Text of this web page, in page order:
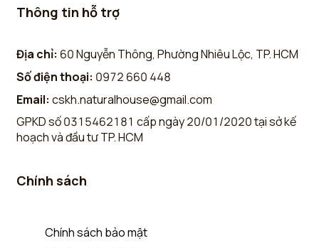
Chính sách
Chính sách bảo mật
Số điện thoại: 0972 660 448
Thông tin hỗ trợ
Địa chỉ: 60 Nguyễn Thông, Phường Nhiêu Lộc, TP. HCM
GPKD số 0315462181 cấp ngày 20/01/2020 tại sở kế
hoạch và đầu tư TP. HCM
Email: cskh.naturalhouse@gmail.com